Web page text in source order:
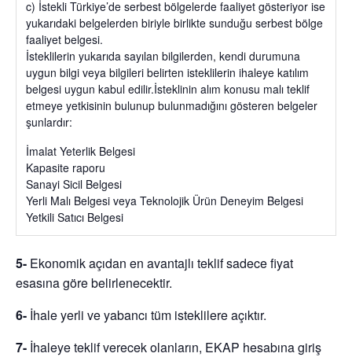
c) İstekli Türkiye’de serbest bölgelerde faaliyet gösteriyor ise
yukarıdaki belgelerden biriyle birlikte sunduğu serbest bölge
faaliyet belgesi.
İsteklilerin yukarıda sayılan bilgilerden, kendi durumuna
uygun bilgi veya bilgileri belirten isteklilerin ihaleye katılım
belgesi uygun kabul edilir.İsteklinin alım konusu malı teklif
etmeye yetkisinin bulunup bulunmadığını gösteren belgeler
şunlardır:
İmalat Yeterlik Belgesi
Kapasite raporu
Sanayi Sicil Belgesi
Yerli Malı Belgesi veya Teknolojik Ürün Deneyim Belgesi
Yetkili Satıcı Belgesi
5- Ekonomik açıdan en avantajlı teklif sadece fiyat
esasına göre belirlenecektir.
6- İhale yerli ve yabancı tüm isteklilere açıktır.
7- İhaleye teklif verecek olanların, EKAP hesabına giriş